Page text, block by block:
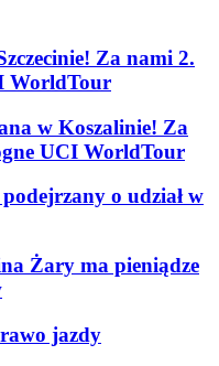
Za nami 2.
WorldTour
w Koszalinie! Za
UCI WorldTour
o udział w
Żary ma pieniądze
jazdy